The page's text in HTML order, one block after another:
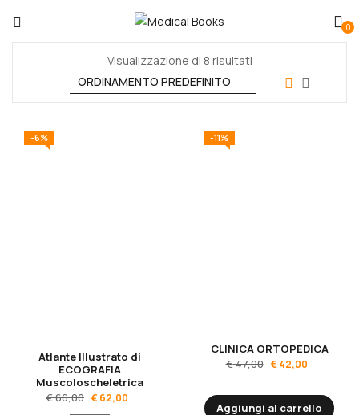
0
Visualizzazione di 8 risultati
-6%
Atlante Illustrato di
ECOGRAFIA
Muscoloscheletrica
€66,00 €62,00
-11%
CLINICA ORTOPEDICA
€47,00 €42,00
Aggiungi al carrello